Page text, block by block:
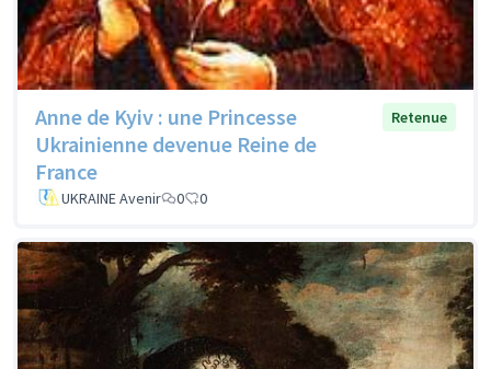
Anne de Kyiv : une Princesse
Ukrainienne devenue Reine de
France
Retenue
UKRAINE Avenir 0 0